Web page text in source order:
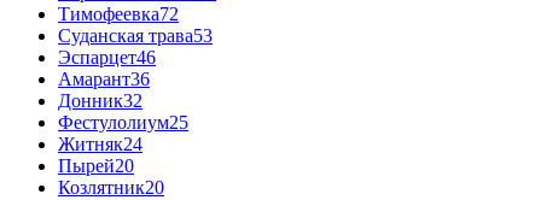
Тимофеевка72
Суданская трава53
Эспарцет46
Амарант36
Донник32
Фестулолиум25
Житняк24
Пырей20
Козлятник20